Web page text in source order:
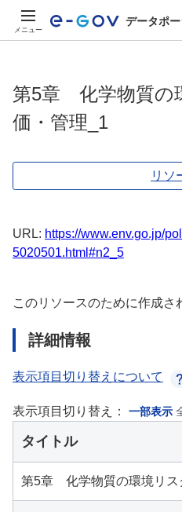
メニュー
データポ
第5章 化学物質の
価・管理_1
リソ
URL: https://www.env.go.jp/
5020501.html#n2_5
このリソースのために作成
詳細情報
表示項目切り替えについて
表示項目切り替え： 一部表示
タイトル
第5章 化学物質の環境リス